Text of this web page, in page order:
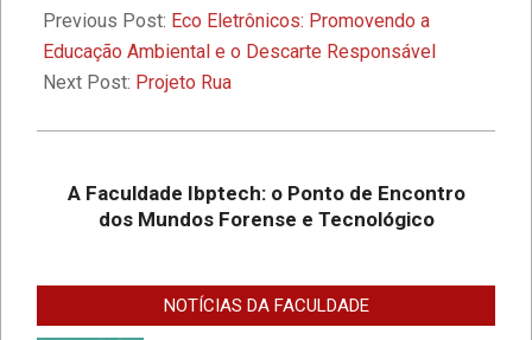
09-
03
Previous Post: Eco Eletrônicos: Promovendo a
Educação Ambiental e o Descarte Responsável
Next Post: Projeto Rua
A Faculdade Ibptech: o Ponto de Encontro
dos Mundos Forense e Tecnológico
NOTÍCIAS DA FACULDADE
A Faculdade Ibptech: o Ponto de
Tecnológico
Cibernética para ingresso com
vestibular, Enem ou 2a. graduação na
Faculdade IBPTECH Lança Projeto
Promover Segurança na Internet